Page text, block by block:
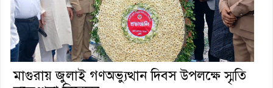
মাগুরায় জুলাই গণঅভ্যুত্থান দিবস উপলক্ষে স্মৃতি